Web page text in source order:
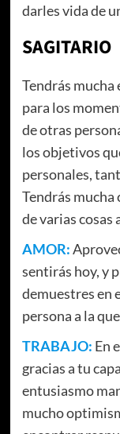
darles vida de
SAGITARIO
Tendrás
para los
de otras
los objetivos
personales,
Tendrás
de varias cosas
AMOR:
sentirás hoy, y
demuestres en
persona a la
TRABAJO: En
gracias a tu
entusiasmo
mucho